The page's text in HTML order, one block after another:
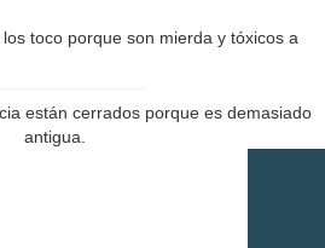
toco porque son mierda y tóxicos a
están cerrados porque es demasiado
antigua.